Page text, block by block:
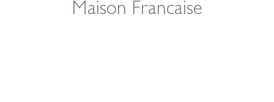
Maison Francaise